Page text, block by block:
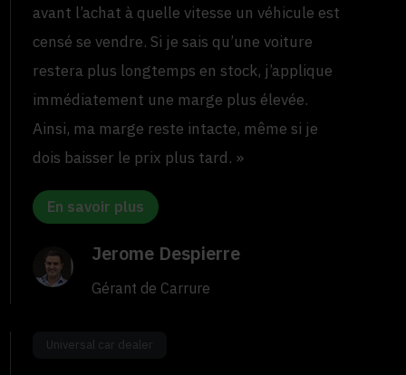
avant l’achat à quelle vitesse un véhicule est
censé se vendre. Si je sais qu’une voiture
restera plus longtemps en stock, j’applique
immédiatement une marge plus élevée.
Ainsi, ma marge reste intacte, même si je
dois baisser le prix plus tard. »
En savoir plus
Jerome Despierre
Gérant de Carrure
Universal car dealer